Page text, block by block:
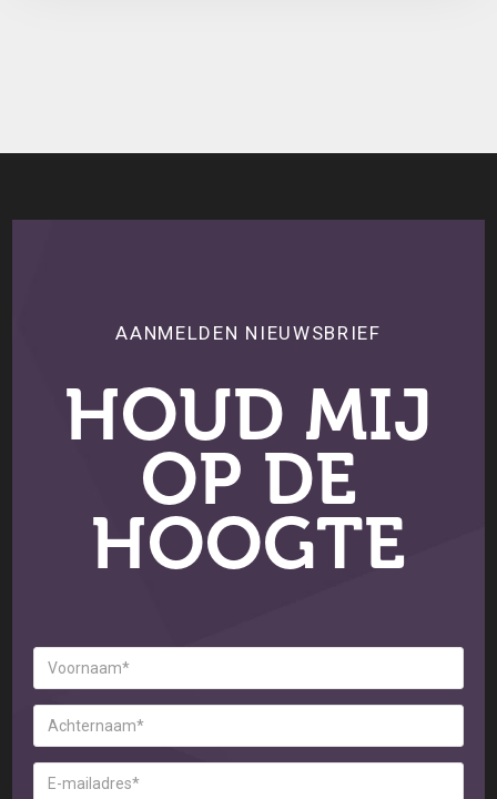
AANMELDEN NIEUWSBRIEF
HOUD MIJ
OP DE
HOOGTE